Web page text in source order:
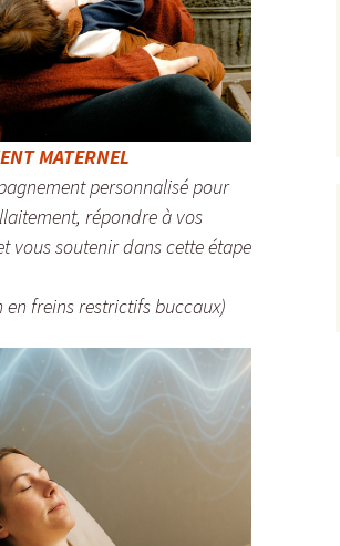
MATERNEL
personnalisé pour
répondre à vos
vous soutenir dans cette étape
en freins restrictifs buccaux)